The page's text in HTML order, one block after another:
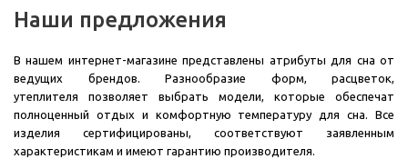
Наши предложения
В нашем интернет-магазине представлены атрибуты для сна от
ведущих брендов. Разнообразие форм, расцветок,
утеплителя позволяет выбрать модели, которые обеспечат
полноценный отдых и комфортную температуру для сна. Все
изделия сертифицированы, соответствуют заявленным
характеристикам и имеют гарантию производителя.